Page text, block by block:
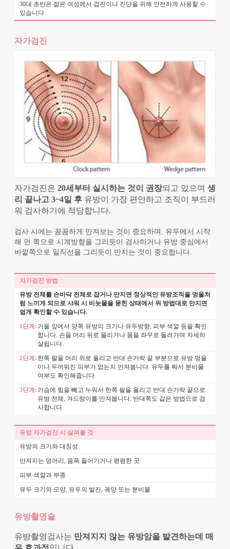
30대 초반은 젊은 여성에서 검진이나 진단을 위해 안전하게 사용할 수
있습니다.
자가검진
자가검진은 20세부터 실시하는 것이 권장되고 있으며 생
리 끝나고 3~4일 후 유방이 가장 편안하고 조직이 부드러
워 검사하기에 적당합니다.
검사 시에는 꼼꼼하게 만져보는 것이 중요하며, 유두에서 시작
해 먼 쪽으로 시계방향을 그리듯이 검사하거나 유방 중심에서
바깥쪽으로 일직선을 그리듯이 만지는 것이 중요합니다.
자가검진 방법
유방 전체를 손바닥 전체로 잡거나 만지면 정상적인 유방조직을 멍울처
럼 느끼게 되므로 샤워 시 비눗물을 묻힌 상태에서 위 방법대로 만지면
쉽게 확인할 수 있습니다.
1단계: 거울 앞에서 양쪽 유방의 크기나 유두방향, 피부 색깔 등을 확인
합니다. 손을 머리 위로 올리거나 몸을 좌우로 돌려가며 자세히
살핍니다.
2단계: 한쪽 팔을 머리 위로 올리고 반대 손가락 끝 부분으로 유방 멍울
이나 두꺼워진 피부가 없는지 만져봅니다. 유두를 짜서 분비물
여부도 확인해줍니다.
3단계: 가슴에 힘을 빼고 누워서 한쪽 팔을 올리고 반대 손가락 끝으로
유방 전체, 겨드랑이를 만져봅니다. 반대쪽도 같은 방법으로 검
사합니다.
유방 자가검진 시 살펴볼 것
유방의 크기와 대칭성
만져지는 덩어리, 움푹 들어가거나 평평한 곳
피부 색깔과 부종
유두 크기와 모양, 유두의 발진, 궤양 또는 분비물
유방촬영술
유방촬영검사는 만져지지 않는 유방암을 발견하는데 매